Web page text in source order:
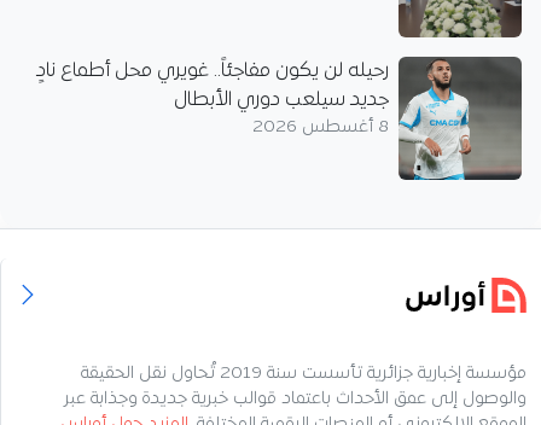
رحيله لن يكون مفاجئاً.. غويري محل أطماع نادٍ
جديد سيلعب دوري الأبطال
8 أغسطس 2026
مؤسسة إخبارية جزائرية تأسست سنة 2019 تُحاول نقل الحقيقة
والوصول إلى عمق الأحداث باعتماد قوالب خبرية جديدة وجذابة عبر